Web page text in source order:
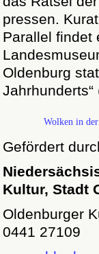
pressen.
Parallel findet
Oldenburg
Wolken in
Gefördert
Kultur, Stadt
Oldenburger
0441 27109